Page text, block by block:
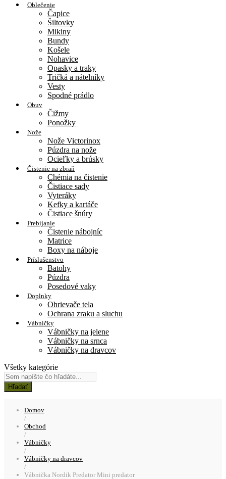
Oblečenie
Čapice
Šiltovky
Mikiny
Bundy
Košele
Nohavice
Opasky a traky
Tričká a nátelníky
Vesty
Spodné prádlo
Obuv
Čižmy
Ponožky
Nože
Nože Victorinox
Púzdra na nože
Ocieľky a brúsky
Čistenie na zbraň
Chémia na čistenie
Čistiace sady
Vyteráky
Kefky a kartáče
Čistiace šnúry
Prebíjanie
Čistenie nábojníc
Matrice
Boxy na náboje
Príslušenstvo
Batohy
Púzdra
Posedové vaky
Doplnky
Ohrievače tela
Ochrana zraku a sluchu
Vábničky
Vábničky na jelene
Vábničky na srnca
Vábničky na dravcov
Všetky kategórie
Hľadať
Domov
/
Obchod
/
Vábničky
/
Vábničky na dravcov
/
Vábnička Nordik Predator Mini predator